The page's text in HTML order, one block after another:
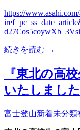
https://
続きを読む →
『東北の高
いたしまし
富士登山新着未分類